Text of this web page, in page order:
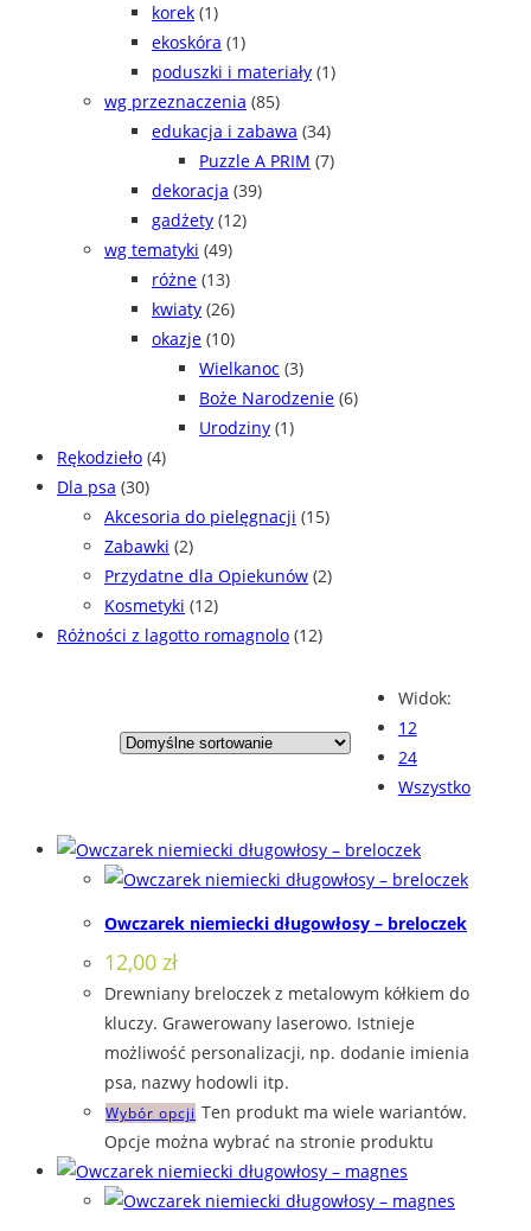
Widok:
12
24
Wszystko
Owczarek niemiecki długowłosy – breloczek
12,00 zł
Drewniany breloczek z metalowym kółkiem do
kluczy. Grawerowany laserowo. Istnieje
możliwość personalizacji, np. dodanie imienia
psa, nazwy hodowli itp.
Wybór opcji Ten produkt ma wiele wariantów.
Opcje można wybrać na stronie produktu
korek (1)
ekoskóra (1)
poduszki i materiały (1)
wg przeznaczenia (85)
edukacja i zabawa (34)
Puzzle A PRIM (7)
dekoracja (39)
gadżety (12)
wg tematyki (49)
różne (13)
kwiaty (26)
okazje (10)
Wielkanoc (3)
Boże Narodzenie (6)
Urodziny (1)
Rękodzieło (4)
Dla psa (30)
Akcesoria do pielęgnacji (15)
Zabawki (2)
Przydatne dla Opiekunów (2)
Kosmetyki (12)
Różności z lagotto romagnolo (12)